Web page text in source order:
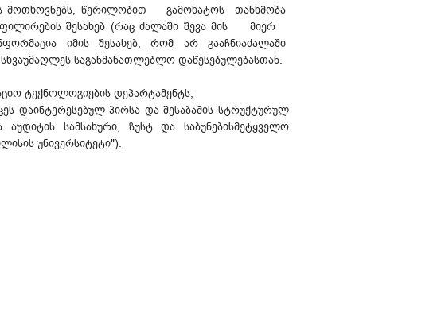
მოთხოვნებს, წერილობით
გამოხატოს თანხმობა
შესახებ (რაც ძალაში შევა მის
მიერ
იმის შესახებ, რომ არ გააჩნიაძალაში
საგანმანათლებლო დაწესებულებასთან.
ტექნოლოგიების დეპარტამენტს;
პირსა და შესაბამის სტრუქტურულ
სამსახური, ზუსტ და საბუნებისმეტყველო
უნივერსიტეტი").